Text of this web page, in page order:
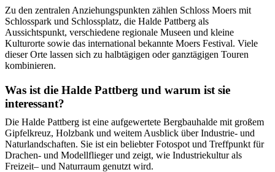
Zu den zentralen Anziehungspunkten zählen Schloss Moers mit
Schlosspark und Schlossplatz, die Halde Pattberg als
Aussichtspunkt, verschiedene regionale Museen und kleine
Kulturorte sowie das international bekannte Moers Festival. Viele
dieser Orte lassen sich zu halbtägigen oder ganztägigen Touren
kombinieren.
Was ist die Halde Pattberg und warum ist sie
interessant?
Die Halde Pattberg ist eine aufgewertete Bergbauhalde mit großem
Gipfelkreuz, Holzbank und weitem Ausblick über Industrie- und
Naturlandschaften. Sie ist ein beliebter Fotospot und Treffpunkt für
Drachen- und Modellflieger und zeigt, wie Industriekultur als
Freizeit– und Naturraum genutzt wird.